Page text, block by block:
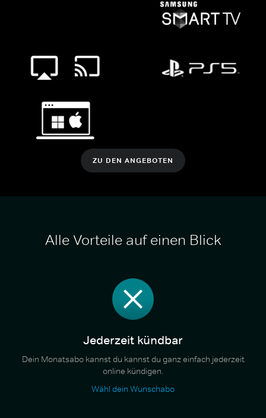
ZU DEN ANGEBOTEN
Alle Vorteile auf einen Blick
Jederzeit kündbar
Dein Monatsabo kannst du kannst du ganz einfach jederzeit
online kündigen.
Wähl dein Wunschabo